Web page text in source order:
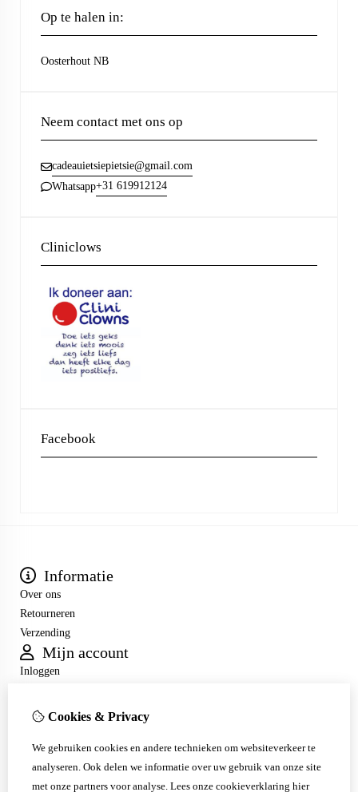
Op te halen in:
Oosterhout NB
Neem contact met ons op
cadeauietsiepietsie@gmail.com
Whatsapp+31 619912124
Cliniclows
Facebook
Informatie
Over ons
Retourneren
Verzending
Mijn account
Inloggen
Verlanglijst
Klantenservice
Contact
Sitemap
Cookies & Privacy
We gebruiken cookies en andere technieken om websiteverkeer te
analyseren. Ook delen we informatie over uw gebruik van onze site
met onze partners voor analyse. Lees onze cookieverklaring hier